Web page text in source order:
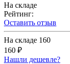
На складе
Рейтинг:
Оставить отзыв
На складе 160
160 ₽
Нашли дешевле?